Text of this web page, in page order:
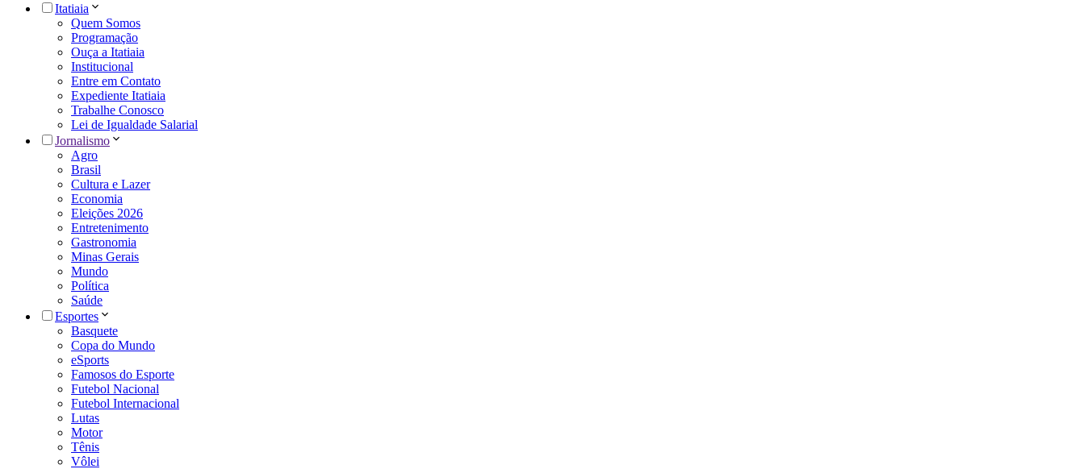
Itatiaia
Quem Somos
Programação
Ouça a Itatiaia
Institucional
Entre em Contato
Expediente Itatiaia
Trabalhe Conosco
Lei de Igualdade Salarial
Jornalismo
Agro
Brasil
Cultura e Lazer
Economia
Eleições 2026
Entretenimento
Gastronomia
Minas Gerais
Mundo
Política
Saúde
Esportes
Basquete
Copa do Mundo
eSports
Famosos do Esporte
Futebol Nacional
Futebol Internacional
Lutas
Motor
Tênis
Vôlei